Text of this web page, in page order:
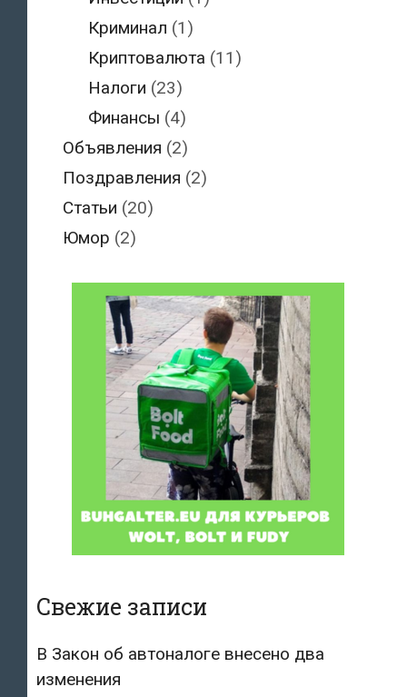
Криминал (1)
Криптовалюта (11)
Налоги (23)
Финансы (4)
Объявления (2)
Поздравления (2)
Статьи (20)
Юмор (2)
Свежие записи
В Закон об автоналоге внесено два
изменения